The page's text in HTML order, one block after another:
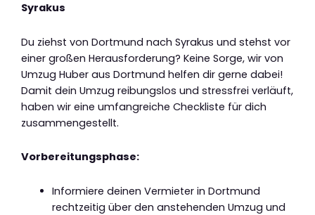
Syrakus
Du ziehst von Dortmund nach Syrakus und stehst vor
einer großen Herausforderung? Keine Sorge, wir von
Umzug Huber aus Dortmund helfen dir gerne dabei!
Damit dein Umzug reibungslos und stressfrei verläuft,
haben wir eine umfangreiche Checkliste für dich
zusammengestellt.
Vorbereitungsphase:
Informiere deinen Vermieter in Dortmund
rechtzeitig über den anstehenden Umzug und